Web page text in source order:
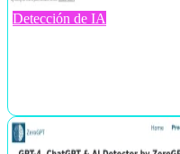
Detección de IA